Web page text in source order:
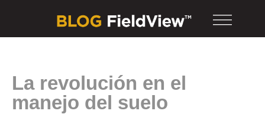
La revolución en el
manejo del suelo